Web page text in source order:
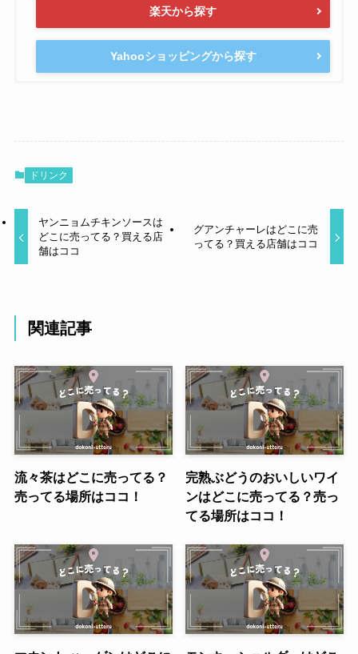
楽天から探す
Yahooショッピングから探す
ドリンク
ヤンニョムチキンソースは
どこに売ってる？買える店
舗はココ
グアンチャーレはどこに売
ってる？買える店舗はココ
関連記事
流々茶はどこに売ってる？
売ってる場所はココ！
完熟ぶどうのおいしいワイ
ンはどこに売ってる？売っ
てる場所はココ！